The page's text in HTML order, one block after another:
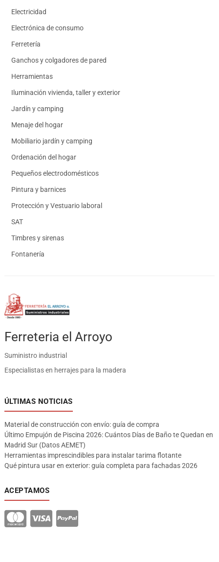
Electricidad
Electrónica de consumo
Ferretería
Ganchos y colgadores de pared
Herramientas
Iluminación vivienda, taller y exterior
Jardín y camping
Menaje del hogar
Mobiliario jardín y camping
Ordenación del hogar
Pequeños electrodomésticos
Pintura y barnices
Protección y Vestuario laboral
SAT
Timbres y sirenas
Fontanería
Ferreteria el Arroyo
Suministro industrial
Especialistas en herrajes para la madera
ÚLTIMAS NOTICIAS
Material de construcción con envío: guía de compra
Último Empujón de Piscina 2026: Cuántos Días de Baño te Quedan en
Madrid Sur (Datos AEMET)
Herramientas imprescindibles para instalar tarima flotante
Qué pintura usar en exterior: guía completa para fachadas 2026
ACEPTAMOS